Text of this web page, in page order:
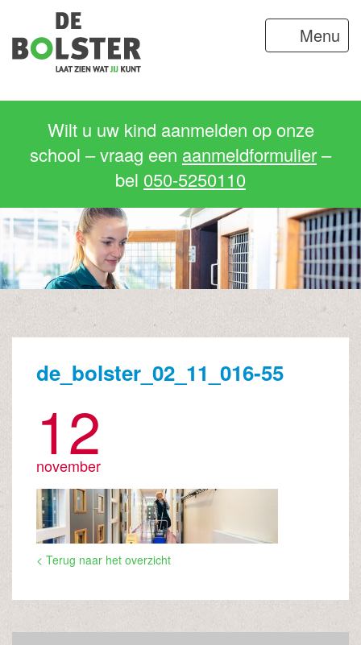
Menu
Wilt u uw kind aanmelden op onze
school – vraag een aanmeldformulier–
bel 050-5250110
de_bolster_02_11_016-55
12
november
< Terug naar het overzicht